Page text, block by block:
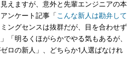
えますが、意外と先輩エンジニアの本
ンケート記事「 こんな新人は勘弁して
ングセンスは抜群だが、目を合わせず
「明るくほがらかでやる気もあるが、
ロの新人」、どちらか1人選ばなけれ